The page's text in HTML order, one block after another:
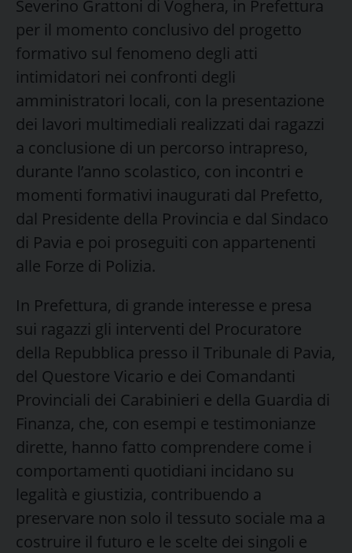
Severino Grattoni di Voghera, in Prefettura
per il momento conclusivo del progetto
formativo sul fenomeno degli atti
intimidatori nei confronti degli
amministratori locali, con la presentazione
dei lavori multimediali realizzati dai ragazzi
a conclusione di un percorso intrapreso,
durante l’anno scolastico, con incontri e
momenti formativi inaugurati dal Prefetto,
dal Presidente della Provincia e dal Sindaco
di Pavia e poi proseguiti con appartenenti
alle Forze di Polizia.
In Prefettura, di grande interesse e presa
sui ragazzi gli interventi del Procuratore
della Repubblica presso il Tribunale di Pavia,
del Questore Vicario e dei Comandanti
Provinciali dei Carabinieri e della Guardia di
Finanza, che, con esempi e testimonianze
dirette, hanno fatto comprendere come i
comportamenti quotidiani incidano su
legalità e giustizia, contribuendo a
preservare non solo il tessuto sociale ma a
costruire il futuro e le scelte dei singoli e